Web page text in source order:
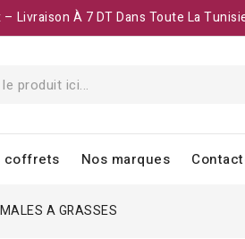
Livraison À 7 DT Dans Toute La
coffrets Nos marques
A GRASSES